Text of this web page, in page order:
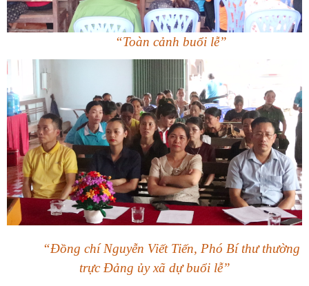
“Toàn cảnh buổi lễ”
“Đồng chí Nguyễn Viết Tiến, Phó Bí thư thường
trực Đảng ủy xã dự buổi lễ”